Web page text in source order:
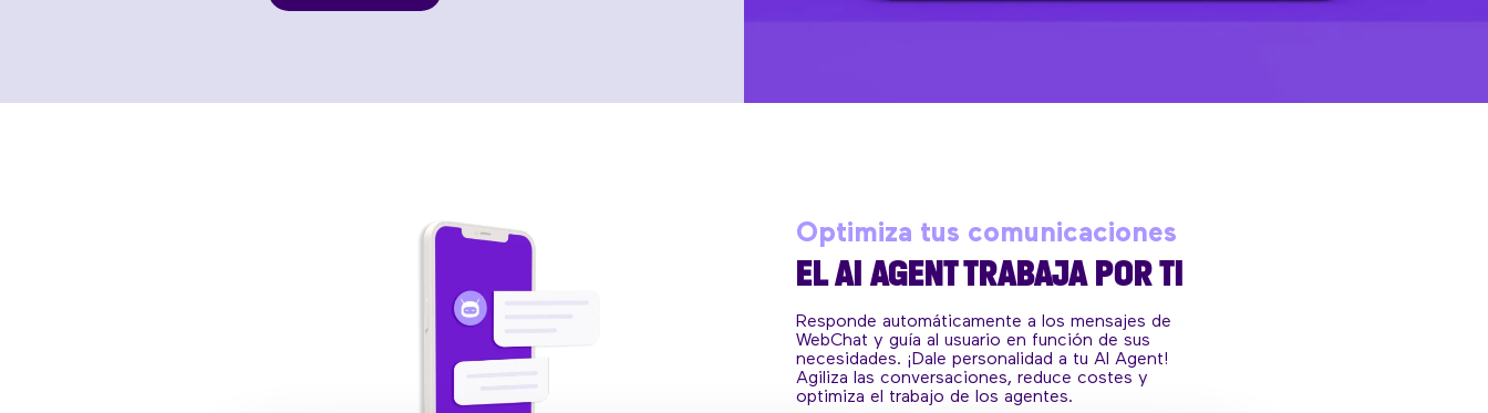
Optimiza tus comunicaciones
EL AI AGENT TRABAJA POR TI
Responde automáticamente a los mensajes de
WebChat y guía al usuario en función de sus
necesidades. ¡Dale personalidad a tu AI Agent!
Agiliza las conversaciones, reduce costes y
optimiza el trabajo de los agentes.